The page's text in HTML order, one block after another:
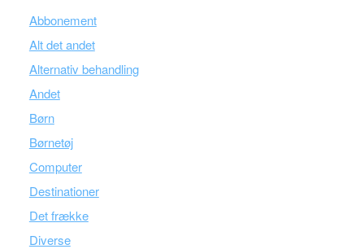
Abbonement
Alt det andet
Alternativ behandling
Andet
Børn
Børnetøj
Computer
Destinationer
Det frække
Diverse